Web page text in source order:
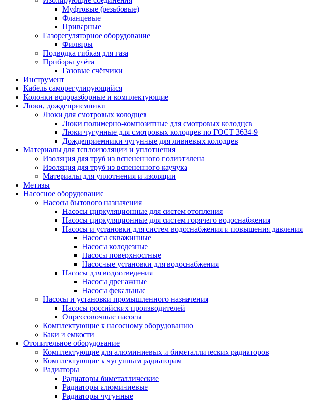
Муфтовые (резьбовые)
Фланцевые
Приварные
Газорегуляторное оборудование
Фильтры
Подводка гибкая для газа
Приборы учёта
Газовые счётчики
Инструмент
Кабель саморегулирующийся
Колонки водоразборные и комплектующие
Люки, дождеприемники
Люки для смотровых колодцев
Люки полимерно-композитные для смотровых колодцев
Люки чугунные для смотровых колодцев по ГОСТ 3634-9
Дождеприемники чугунные для ливневых колодцев
Материалы для теплоизоляции и уплотнения
Изоляция для труб из вспененного полиэтилена
Изоляция для труб из вспененного каучука
Материалы для уплотнения и изоляции
Метизы
Насосное оборудование
Насосы бытового назначения
Насосы циркуляционные для систем отопления
Насосы циркуляционные для систем горячего водоснабжения
Насосы и установки для систем водоснабжения и повышения давления
Насосы скважинные
Насосы колодезные
Насосы поверхностные
Насосные установки для водоснабжения
Насосы для водоотведения
Насосы дренажные
Насосы фекальные
Насосы и установки промышленного назначения
Насосы российских производителей
Опрессовочные насосы
Комплектующие к насосному оборудованию
Баки и емкости
Отопительное оборудование
Комплектующие для алюминиевых и биметаллических радиаторов
Комплектующие к чугунным радиаторам
Радиаторы
Радиаторы биметаллические
Радиаторы алюминиевые
Радиаторы чугунные